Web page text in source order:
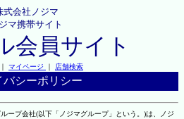
式会社ノジマ
マ携帯サイト
会員サイト
｜ マイページ ｜ 店舗検索
バシーポリシー
ープ会社(以下「ノジマグループ」という。)は、ノジ